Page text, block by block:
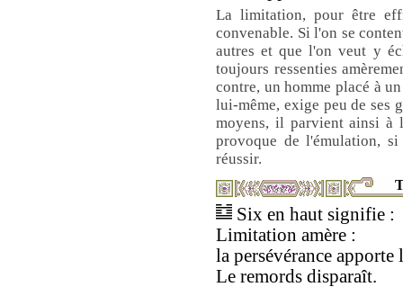
La limitation, pour être
convenable. Si l'on se
autres et que l'on veut y
toujours ressenties
contre, un homme placé à
lui-même, exige peu de ses
moyens, il parvient ainsi
provoque de l'émulation,
réussir.
Six en haut signifie :
Limitation amère :
la persévérance
Le remords disparaît.